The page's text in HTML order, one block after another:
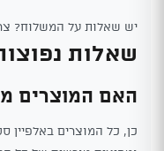
יש שאלות על המשלוח?
שאלות
האם המוצרים